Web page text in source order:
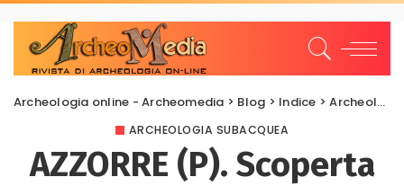
Archeologia online - Archeomedia > Blog > Indice >Archeologia Subacquea
ARCHEOLOGIA SUBACQUEA
AZZORRE (P). Scoperta